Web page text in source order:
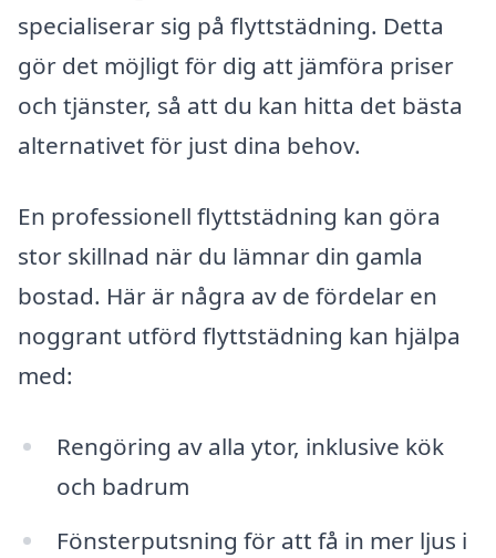
specialiserar sig på flyttstädning. Detta
gör det möjligt för dig att jämföra priser
och tjänster, så att du kan hitta det bästa
alternativet för just dina behov.
En professionell flyttstädning kan göra
stor skillnad när du lämnar din gamla
bostad. Här är några av de fördelar en
noggrant utförd flyttstädning kan hjälpa
med:
Rengöring av alla ytor, inklusive kök
och badrum
Fönsterputsning för att få in mer ljus i